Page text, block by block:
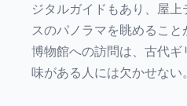
ジタルガイドもあり、屋
スのパノラマを眺めるこ
博物館への訪問は、古代
味がある人には欠かせない。